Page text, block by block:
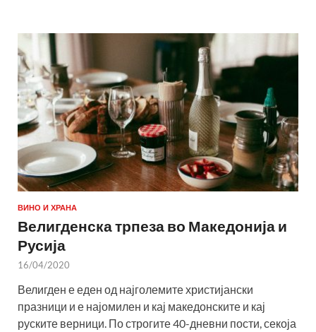
ВИНО И ХРАНА
Велигденска трпеза во Македонија и
Русија
16/04/2020
Велигден е еден од најголемите христијански
празници и е најомилен и кај македонските и кај
руските верници. По строгите 40-дневни пости, секоја